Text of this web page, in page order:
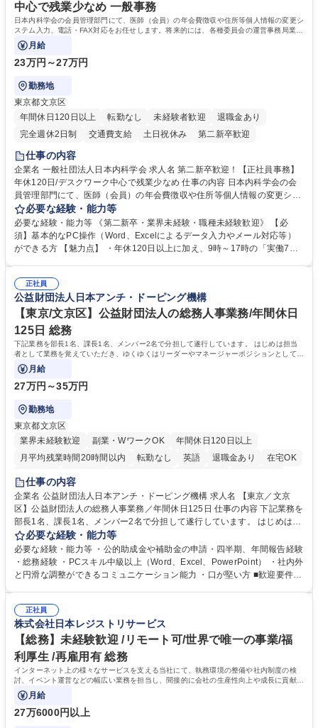
中心で残業少なめ 一般事務
日本内科学会の会員管理部門にて、医師（会員）の年会費徴収や住所等個人情報の変更シ
ステム入力、電話・FAX対応をお任せします。将来的には、各種委員会の運営事務局業務
などにも幅広く携わっていただきます。
月給
23万円～27万円
勤務地
東京都文京区
年間休日120日以上
転勤なし 未経験者歓迎
退職金あり
完全週休2日制
交通費支給 土日祝休み 第二新卒歓迎
仕事の内容
企業名 一般社団法人日本内科学会 求人名 第二新卒歓迎！【正社員事務】
年休120日/デスクワーク中心で残業少なめ 仕事の内容 日本内科学会の会
員管理部門にて、医師（会員）の年会費徴収や住所等個人情報の変更シス
テム入力、電話・FAX対応をお任せします。将来的には、各種委員会の運
営事務局業務などにも幅広く携わっていただきます。 【会員管理・データ
入力業務】 ・医師（会員）の住所変更、個人情報のシステム登録・更新
・年会費の徴収管理や入金データの照合確認 【問い合わせ対応】 ・会員
年休120日/デスクワーク中心で残業少なめ
必要な経験・能力等
必要な経験・能力等 《第二新卒・業界未経験・職種未経験歓迎》 【必
須】基本的なPC操作（Word、Excelによるデータ入力やメール対応等）
ができる方 【魅力点】 ・年休120日以上に加え、9時～17時の「実働7時
整、資料作成、当日の運営サポート 学歴・資格 学歴：大学院 大学 語学
力： 資格：
正社員
公益財団法人日本アンチ・ドーピング機構
【東京/文京区】公益財団法人の総務人事業務/年間休日
125日 総務
下記業務を部長1名、課長1名、メンバー2名で分担して遂行しています。 はじめは担当
者として業務を覚えていただき、ゆくゆくはリーダーやマネージャーポジションとして活
躍いただくことを期待しています。
月給
27万円～35万円
勤務地
東京都文京区
業界未経験歓迎
副業・WワークOK
年間休日120日以上
月平均残業時間20時間以内
転勤なし 英語 退職金あり
在宅OK
賞与あり
育休あり
食事補助あり
仕事の内容
企業名 公益財団法人日本アンチ・ドーピング機構 求人名 【東京／文京
区】公益財団法人の総務人事業務／年間休日125日 仕事の内容 下記業務を
部長1名、課長1名、メンバー2名で分担して遂行しています。 はじめは担
当者として業務を覚えていただき、ゆくゆくはリーダーやマネージャーポ
ジションとして活躍いただくことを期待しています。 【総務・人事グルー
プの業務内容】 ・人事制度関連 ・採用活動 ・教育研修の企画、実行 ・勤
怠管理 ・官公庁への各種提出 ・法定の会議運営（評議員会、理事会） ・
管理 ・福利厚生関連 ・職員からの問合せ、相談対応 ・その他日常の総務
業務全般 募集職種 【東京／文京区】公益財団法人の総務人事業務／年間
休日125日
必要な経験・能力等
必要な経験・能力等 ・公的助成金や補助金の申請・四半期、年間報告経験
・総務経験 ・PCスキル中級以上（Word、Excel、PowerPoint） ・社内外
と円滑な調整ができるコミュニケーション能力 ・口が堅い方 ■歓迎要件
正社員
株式会社日本レジストリサービス
【総務】未経験歓迎 /リモート可/世界で唯一の事業/福
利厚生 /再雇用有 総務
インターネット上の様々なサービスを支える当社にて、執務環境の整備や社内制度の検
討、イベント運営などの幅広い業務を担当し、間接的に会社の生産性向上や成長に貢献し
ている部署です。
月給
27万6000円以上